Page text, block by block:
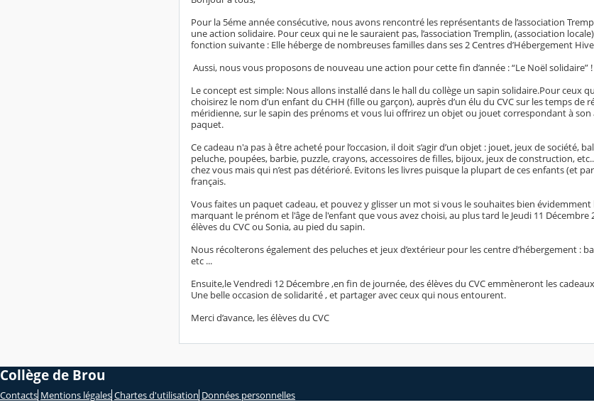
Pour la 5éme année consécutive, nous avons rencontré les représentants de l’association
une action solidaire. Pour ceux qui ne le sauraient pas, l’association Tremplin, (association
fonction suivante : Elle héberge de nombreuses familles dans ses 2 Centres d’Hébergement
Aussi, nous vous proposons de nouveau une action pour cette fin d’année : “Le Noël solidaire” !
Le concept est simple: Nous allons installé dans le hall du collège un sapin solidaire.Pour ceux
choisirez le nom d’un enfant du CHH (fille ou garçon), auprès d’un élu du CVC sur les temps de
méridienne, sur le sapin des prénoms et vous lui offrirez un objet ou jouet correspondant à son
paquet.
Ce cadeau n'a pas à être acheté pour l’occasion, il doit s’agir d’un objet : jouet, jeux de société,
peluche, poupées, barbie, puzzle, crayons, accessoires de filles, bijoux, jeux de construction,
chez vous mais qui n’est pas détérioré. Evitons les livres puisque la plupart de ces enfants (et
français.
Vous faites un paquet cadeau, et pouvez y glisser un mot si vous le souhaites bien évidemment
marquant le prénom et l'âge de l'enfant que vous avez choisi, au plus tard le Jeudi 11 Décembre
élèves du CVC ou Sonia, au pied du sapin.
Nous récolterons également des peluches et jeux d’extérieur pour les centre d’hébergement :
etc ...
Ensuite,le Vendredi 12 Décembre ,en fin de journée, des élèves du CVC emmèneront les
Une belle occasion de solidarité , et partager avec ceux qui nous entourent.
Merci d’avance, les élèves du CVC
Collège de Brou
Contacts Mentions légales Chartes d'utilisation Données personnelles